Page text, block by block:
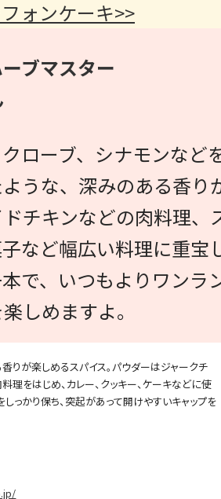
ブマスター
ローブ、シナモンなど
うな、深みのある香り
チキンなどの肉料理、
など幅広い料理に重宝
で、いつもよりワンラ
しめますよ。
りが楽しめるスパイス。パウダーはジャークチ
理をはじめ、カレー、クッキー、ケーキなどに使
しっかり保ち、突起があって開けやすいキャップを